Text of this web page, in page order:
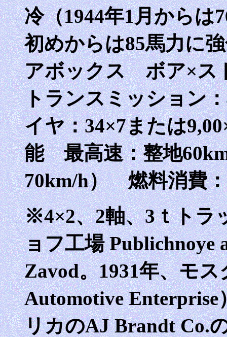
冷（1944年1月からは
初めからは85馬力に
アボックス ボア×ス
トランスミッション
イヤ：34×7または
能 最高速：整地
70km/h） 燃料消費
※4×2、2軸、3ｔトラ
ョフ工場 Publichnoye
Zavod。1931年、モ
Automotive
リカのAJ Brandt Co.